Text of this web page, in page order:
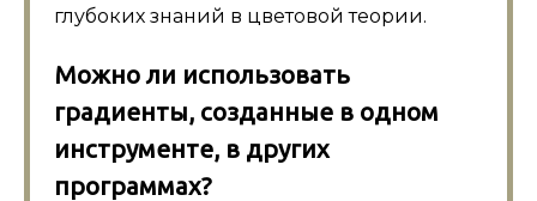
глубоких знаний в цветовой теории.
Можно ли использовать
градиенты, созданные в одном
инструменте, в других
программах?